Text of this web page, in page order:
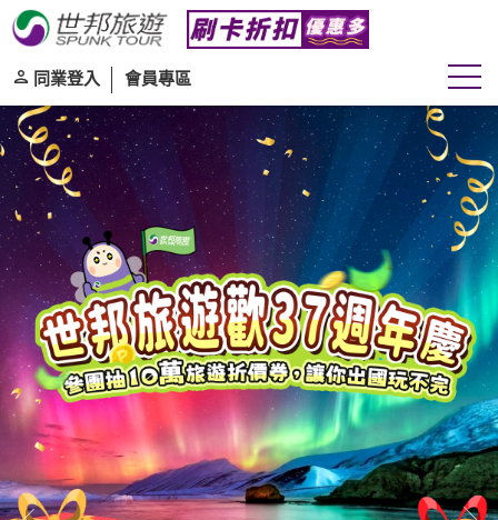
同業登入 會員專區
往前
團體 自由行
旅遊區域 目的地
出發期間
可報名 保證出發 找行程